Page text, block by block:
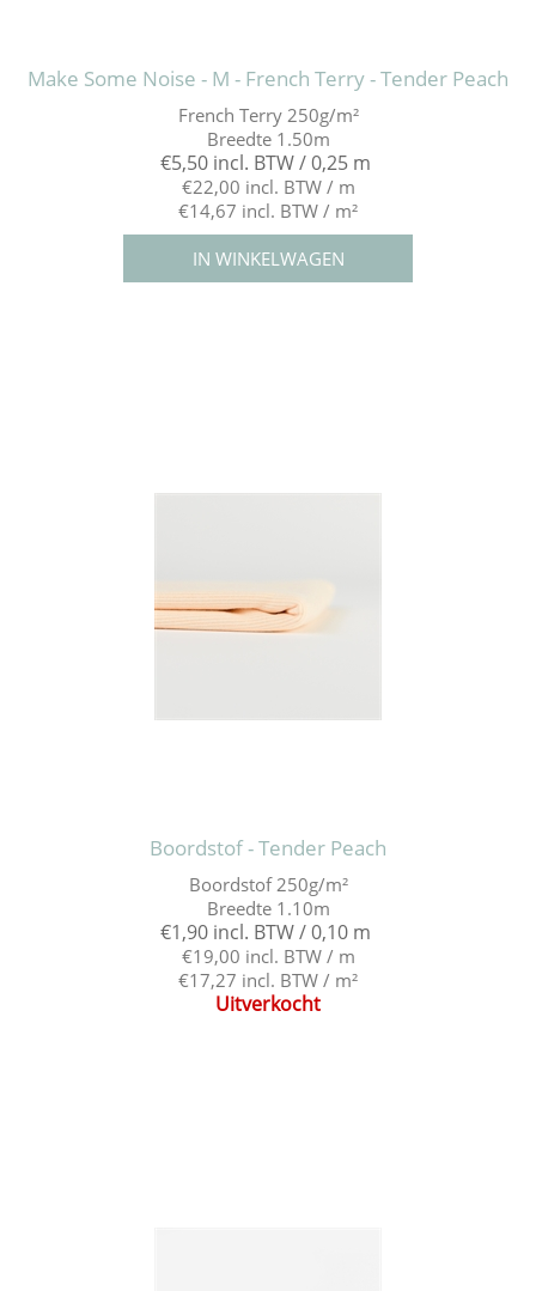
Make Some Noise - M - French Terry - Tender Peach
French Terry 250g/m²
Breedte 1.50m
€5,50 incl. BTW / 0,25 m
€22,00 incl. BTW / m
€14,67 incl. BTW / m²
Boordstof - Tender Peach
Boordstof 250g/m²
Breedte 1.10m
€1,90 incl. BTW / 0,10 m
€19,00 incl. BTW / m
€17,27 incl. BTW / m²
Uitverkocht